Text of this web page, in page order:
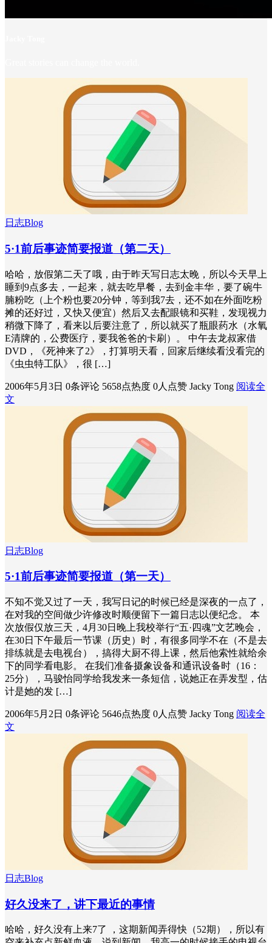
日志Blog
5·1前后事迹简要报道（第二天）
哈哈，放假第二天了哦，由于昨天写日志太晚，所以今天早上
睡到9点多去，一起来，就去吃早餐，去到金丰华，要了碗牛
腩粉吃（上个粉也要20分钟，等到我7去，还不如在外面吃粉
摊的还好过，又快又便宜）然后又去配眼镜和买鞋，发现视力
稍微下降了，看来以后要注意了，所以就买了瓶眼药水（水氧
E清牌的，公费医疗，要我爸爸的卡刷）。 中午去龙叔家借
DVD，《死神来了2》，打算明天看，回家后继续看没看完的
《虫虫特工队》，很 […]
2006年5月3日 0条评论 5658点热度 0人点赞 Jacky Tong 阅读全
文
日志Blog
5·1前后事迹简要报道（第一天）
不知不觉又过了一天，我写日记的时候已经是深夜的一点了，
在对我的空间做少许修改时顺便留下一篇日志以便纪念。 本
次放假仅放三天，4月30日晚上我校举行“五·四魂”文艺晚会，
在30日下午最后一节课（历史）时，有很多同学不在（不是去
排练就是去电视台），搞得大厨不得上课，然后他索性就给余
下的同学看电影。 在我们准备摄象设备和通讯设备时（16：
25分），马骏怡同学给我发来一条短信，说她正在弄发型，估
计是她的发 […]
2006年5月2日 0条评论 5646点热度 0人点赞 Jacky Tong 阅读全
文
日志Blog
好久没来了，讲下最近的事情
哈哈，好久没有上来7了 ，这期新闻弄得快（52期），所以有